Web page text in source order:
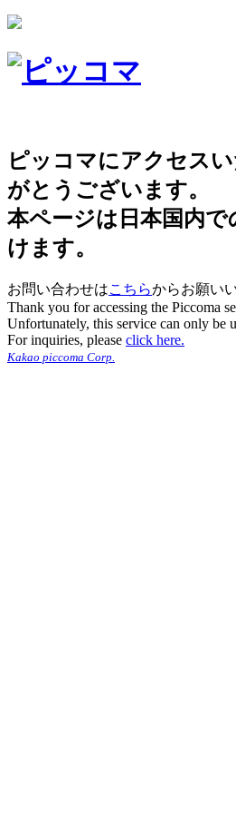
ピッコマにアクセス
がとうございます。
本ページは日本国内
けます。
お問い合わせはこちらからお願い
Thank you for accessing the Piccoma
Unfortunately, this service can only be
For inquiries, please click here.
Kakao piccoma Corp.